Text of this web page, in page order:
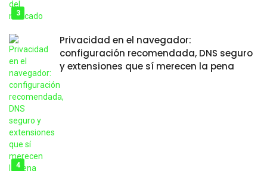
Privacidad en el navegador:
configuración recomendada, DNS seguro
y extensiones que sí merecen la pena